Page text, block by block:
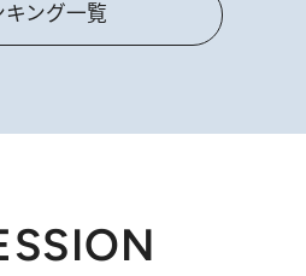
キング一覧